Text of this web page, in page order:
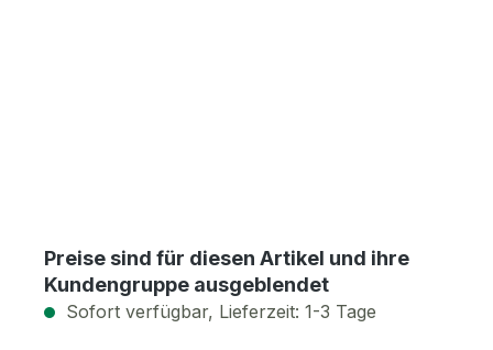
Preise sind für diesen Artikel und ihre
Kundengruppe ausgeblendet
Sofort verfügbar, Lieferzeit: 1-3 Tage